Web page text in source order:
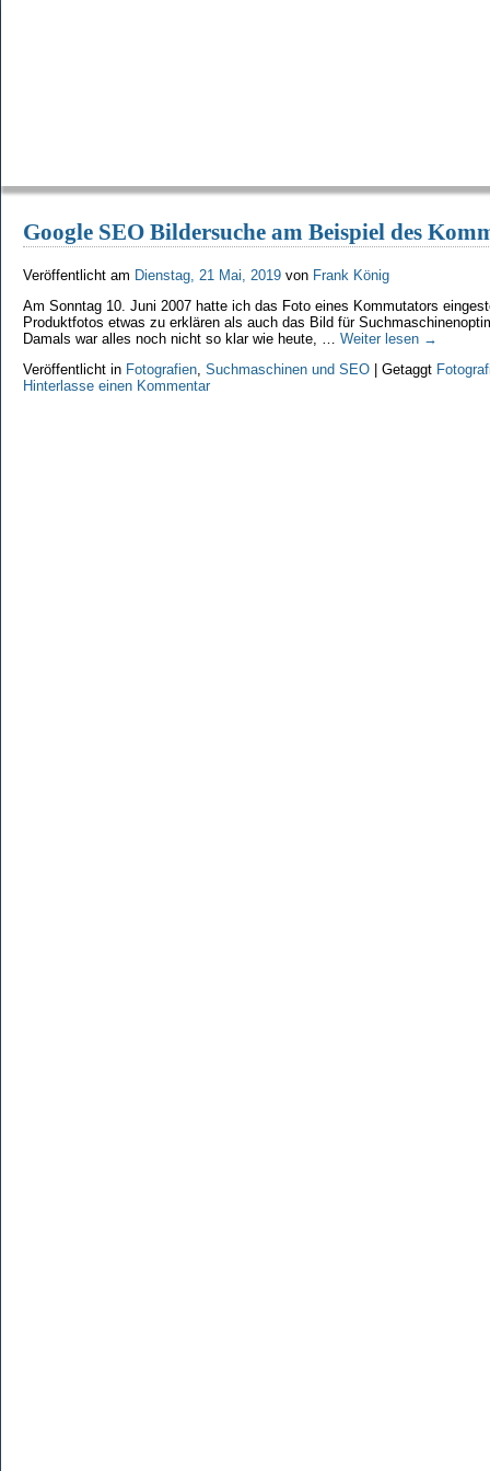
Google SEO Bildersuche am Beispiel des
Veröffentlicht am Dienstag, 21 Mai, 2019 von Frank König
Am Sonntag 10. Juni 2007 hatte ich das Foto eines Kommutators
Produktfotos etwas zu erklären als auch das Bild für
Damals war alles noch nicht so klar wie heute, … Weiter lesen →
Veröffentlicht in Fotografien, Suchmaschinen und SEO Getaggt
Hinterlasse einen Kommentar